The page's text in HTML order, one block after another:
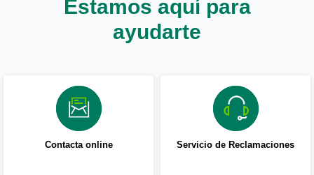
Estamos aquí para
ayudarte
Contacta online Servicio de Reclamaciones